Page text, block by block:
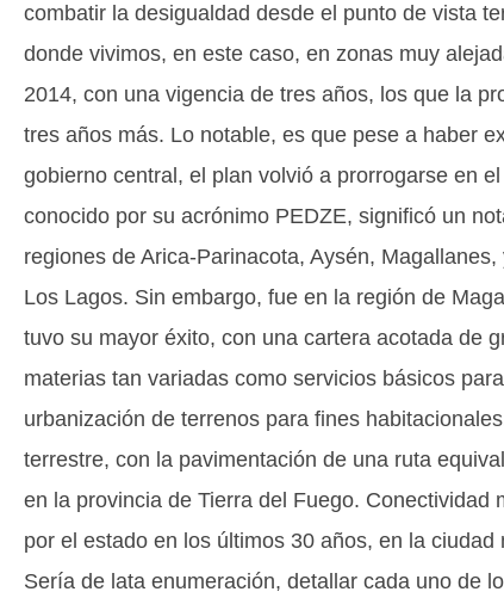
combatir la desigualdad desde el punto de vista
donde vivimos, en este caso, en zonas muy
2014, con una vigencia de tres años, los que la
tres años más. Lo notable, es que pese a haber
gobierno central, el plan volvió a prorrogarse en
conocido por su acrónimo PEDZE, significó un
regiones de Arica-Parinacota, Aysén,
Los Lagos. Sin embargo, fue en la región de
tuvo su mayor éxito, con una cartera acotada de
materias tan variadas como servicios básicos
urbanización de terrenos para fines
terrestre, con la pavimentación de una ruta
en la provincia de Tierra del Fuego.
por el estado en los últimos 30 años, en la
Sería de lata enumeración, detallar cada uno de